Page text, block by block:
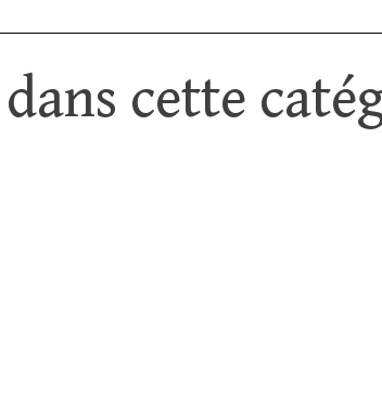
cette